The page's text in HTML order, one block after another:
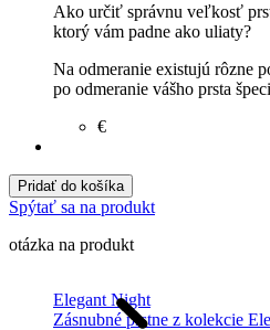
Elegant Night
Zásnubné prstne z kolekcie
Ako určiť správnu veľkosť
ktorý vám padne ako uliaty?
Na odmeranie existujú rôzne
po odmeranie vášho prsta
€
Pridať do košíka
Spýtať sa na produkt
otázka na produkt